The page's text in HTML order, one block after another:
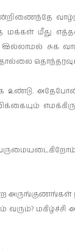
மக்கள் மீது
சுக